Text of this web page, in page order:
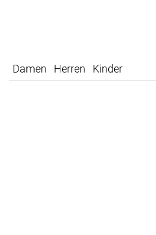
Damen Herren Kinder